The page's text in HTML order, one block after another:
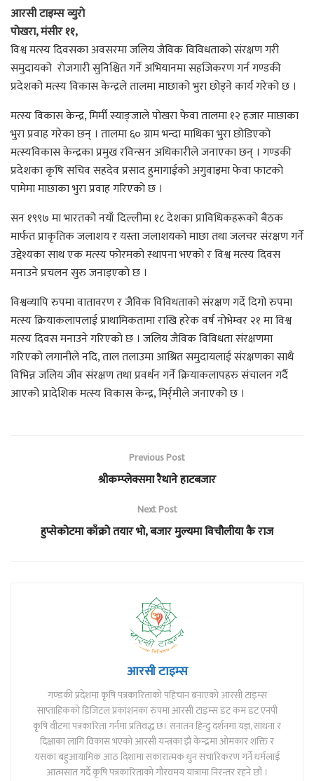
आरसी टाइम्स व्युरो
पोखरा, मंसीर ११,
विश्व मत्स्य दिवसका अवसरमा जलिय जैविक विविधताको संरक्षण गरी
समुदायको रोजगारी सुनिश्चित गर्ने अभियानमा सहजिकरण गर्न गण्डकी
प्रदेशको मत्स्य विकास केन्द्रले तालमा माछाको भुरा छोड्ने कार्य गरेको छ ।
मत्स्य विकास केन्द्र, मिर्मी स्याङ्जाले पोखरा फेवा तालमा १२ हजार माछाका
भुरा प्रवाह गरेका छन् । तालमा ६० ग्राम भन्दा माथिका भुरा छोडिएको
मत्स्यविकास केन्द्रका प्रमुख रविन्सन अधिकारीले जनाएका छन् । गण्डकी
प्रदेशका कृषि सचिव सहदेव प्रसाद हुमागाईको अगुवाइमा फेवा फाटको
पामेमा माछाका भुरा प्रवाह गरिएको छ ।
सन १९९७ मा भारतको नयाँ दिल्लीमा १८ देशका प्राविधिकहरूको बैठक
मार्फत प्राकृतिक जलाशय र यस्ता जलाशयको माछा तथा जलचर संरक्षण गर्ने
उद्देश्यका साथ एक मत्स्य फोरमको स्थापना भएको र विश्व मत्स्य दिवस
मनाउने प्रचलन सुरु जनाइएको छ ।
विश्वव्यापि रुपमा वातावरण र जैविक विविधताको संरक्षण गर्दे दिगो रुपमा
मत्स्य क्रियाकलापलाई प्राथामिकतामा राखि हरेक वर्ष नोभेम्वर २१ मा विश्व
मत्स्य दिवस मनाउने गरिएको छ । जलिय जैविक विविधता संरक्षणमा
गरिएको लगानीले नदि, ताल तलाउमा आश्रित समुदायलाई संरक्षणका साथै
विभिन्न जलिय जीव संरक्षण तथा प्रवर्धन गर्ने क्रियाकलापहरु संचालन गर्दै
आएको प्रादेशिक मत्स्य विकास केन्द्र, मिर्र्मीले जनाएको छ ।
Previous Post
श्रीकम्प्लेक्समा रैथाने हाटबजार
Next Post
हुप्सेकोटमा काँक्रो तयार भो, बजार मुल्यमा विचौलीया कै राज
आरसी टाइम्स
गण्डकी प्रदेशमा कृषि पत्रकारिताको पहिचान बनाएको आरसी टाइम्स
साप्ताहिकको डिजिटल प्रकाशनका रुपमा आरसी टाइम्स डट कम डट एनपी
कृषि वीटमा पत्रकारिता गर्नमा प्रतिवद्ध छ। सनातन हिन्दु दर्शनमा यज्ञ, साधना र
दिक्षाका लागि विकास भएको आरसी यन्त्रका झै केन्द्रमा ओमकार शक्ति र
यसका बहुआयामिक आठ दिशामा सकारात्मक धुन संचारिकरण गर्ने धर्मलाई
आत्मसात गर्दै कृषि पत्रकारिताको गौरवमय यात्रामा निरन्तर रहने छौं ।